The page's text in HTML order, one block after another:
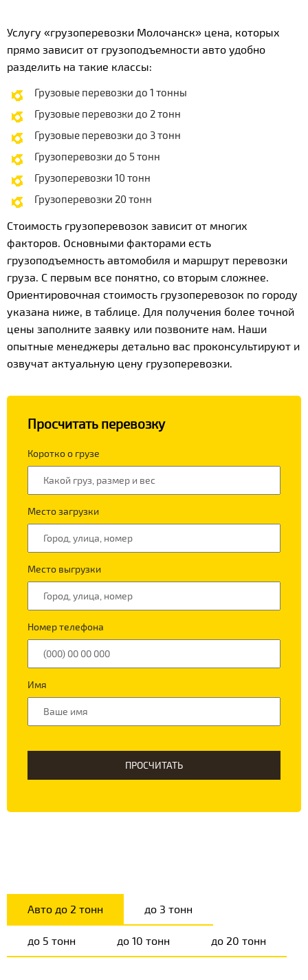
Услугу «грузоперевозки Молочанск» цена, которых
прямо зависит от грузоподъемности авто удобно
разделить на такие классы:
Грузовые перевозки до 1 тонны
Грузовые перевозки до 2 тонн
Грузовые перевозки до 3 тонн
Грузоперевозки до 5 тонн
Грузоперевозки 10 тонн
Грузоперевозки 20 тонн
Стоимость грузоперевозок зависит от многих
факторов. Основными факторами есть
грузоподъемность автомобиля и маршрут перевозки
груза. С первым все понятно, со вторым сложнее.
Ориентировочная стоимость грузоперевозок по городу
указана ниже, в таблице. Для получения более точной
цены заполните заявку или позвоните нам. Наши
опытные менеджеры детально вас проконсультируют и
озвучат актуальную цену грузоперевозки.
Просчитать перевозку
Коротко о грузе
Место загрузки
Место выгрузки
Номер телефона
Имя
ПРОСЧИТАТЬ
Авто до 2 тонн до 3 тонн
до 5 тонн до 10 тонн до 20 тонн